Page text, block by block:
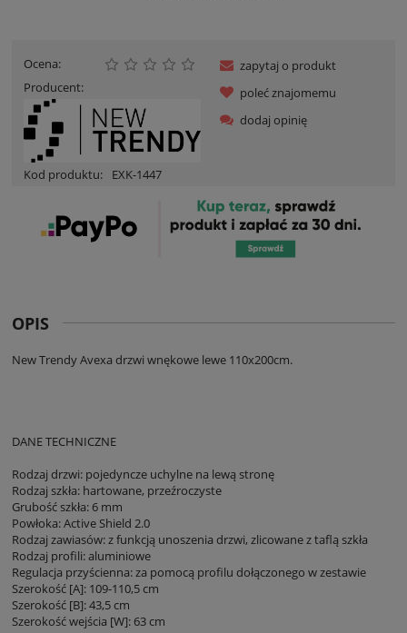
Ocena:
Producent:
Kod produktu: EXK-1447
zapytaj o produkt
poleć znajomemu
dodaj opinię
OPIS
New Trendy Avexa drzwi wnękowe lewe 110x200cm.
DANE TECHNICZNE
Rodzaj drzwi: pojedyncze uchylne na lewą stronę
Rodzaj szkła: hartowane, przeźroczyste
Grubość szkła: 6 mm
Powłoka: Active Shield 2.0
Rodzaj zawiasów: z funkcją unoszenia drzwi, zlicowane z taflą szkła
Rodzaj profili: aluminiowe
Regulacja przyścienna: za pomocą profilu dołączonego w zestawie
Szerokość [A]: 109-110,5 cm
Szerokość [B]: 43,5 cm
Szerokość wejścia [W]: 63 cm